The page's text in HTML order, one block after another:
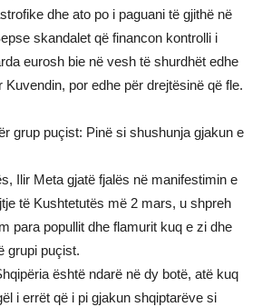
dhe ato po i paguani të gjithë në
skandalet që financon kontrolli i
eurosh bie në vesh të shurdhët edhe
Kuvendin, por edhe për drejtësinë që fle.
grup puçist: Pinë si shushunja gjakun e
Ilir Meta gjatë fjalës në manifestimin e
të Kushtetutës më 2 mars, u shpreh
para popullit dhe flamurit kuq e zi dhe
grupi puçist.
është ndarë në dy botë, atë kuq
i errët që i pi gjakun shqiptarëve si